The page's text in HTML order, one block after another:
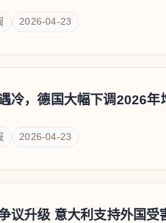
2026-04-23
冷，德国大幅下调2026年
2026-04-23
议升级 意大利支持外国受